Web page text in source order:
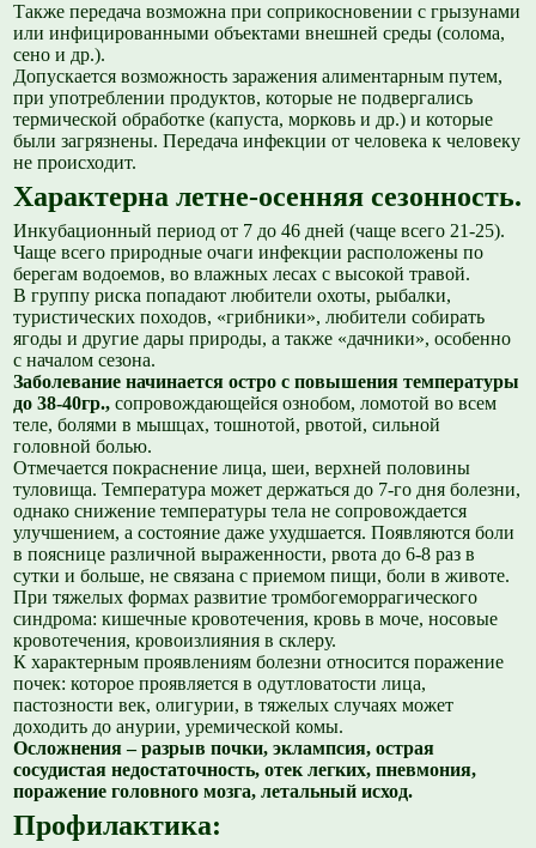
Также передача возможна при соприкосновении с грызунами
или инфицированными объектами внешней среды (солома,
сено и др.).
Допускается возможность заражения алиментарным путем,
при употреблении продуктов, которые не подвергались
термической обработке (капуста, морковь и др.) и которые
были загрязнены. Передача инфекции от человека к человеку
не происходит.
Характерна летне-осенняя сезонность.
Инкубационный период от 7 до 46 дней (чаще всего 21-25).
Чаще всего природные очаги инфекции расположены по
берегам водоемов, во влажных лесах с высокой травой.
В группу риска попадают любители охоты, рыбалки,
туристических походов, «грибники», любители собирать
ягоды и другие дары природы, а также «дачники», особенно
с началом сезона.
Заболевание начинается остро с повышения температуры
до 38-40гр., сопровождающейся ознобом, ломотой во всем
теле, болями в мышцах, тошнотой, рвотой, сильной
головной болью.
Отмечается покраснение лица, шеи, верхней половины
туловища. Температура может держаться до 7-го дня болезни,
однако снижение температуры тела не сопровождается
улучшением, а состояние даже ухудшается. Появляются боли
в пояснице различной выраженности, рвота до 6-8 раз в
сутки и больше, не связана с приемом пищи, боли в животе.
При тяжелых формах развитие тромбогеморрагического
синдрома: кишечные кровотечения, кровь в моче, носовые
кровотечения, кровоизлияния в склеру.
К характерным проявлениям болезни относится поражение
почек: которое проявляется в одутловатости лица,
пастозности век, олигурии, в тяжелых случаях может
доходить до анурии, уремической комы.
Осложнения – разрыв почки, эклампсия, острая
сосудистая недостаточность, отек легких, пневмония,
поражение головного мозга, летальный исход.
Профилактика: